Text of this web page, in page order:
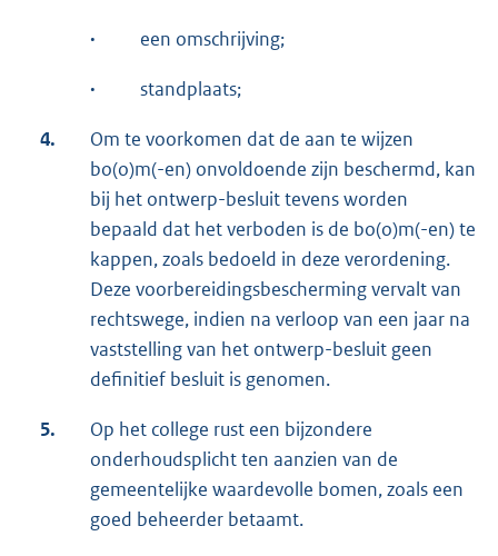
· een omschrijving;
· standplaats;
4.
Om te voorkomen dat de aan te wijzen
bo(o)m(-en) onvoldoende zijn beschermd, kan
bij het ontwerp-besluit tevens worden
bepaald dat het verboden is de bo(o)m(-en) te
kappen, zoals bedoeld in deze verordening.
Deze voorbereidingsbescherming vervalt van
rechtswege, indien na verloop van een jaar na
vaststelling van het ontwerp-besluit geen
definitief besluit is genomen.
5.
Op het college rust een bijzondere
onderhoudsplicht ten aanzien van de
gemeentelijke waardevolle bomen, zoals een
goed beheerder betaamt.